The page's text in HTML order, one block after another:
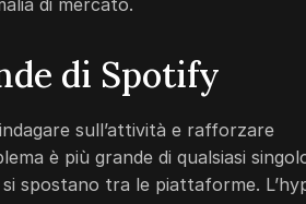
di mercato.
di Spotify
sull’attività e rafforzare
è più grande di qualsiasi
spostano tra le piattaforme.